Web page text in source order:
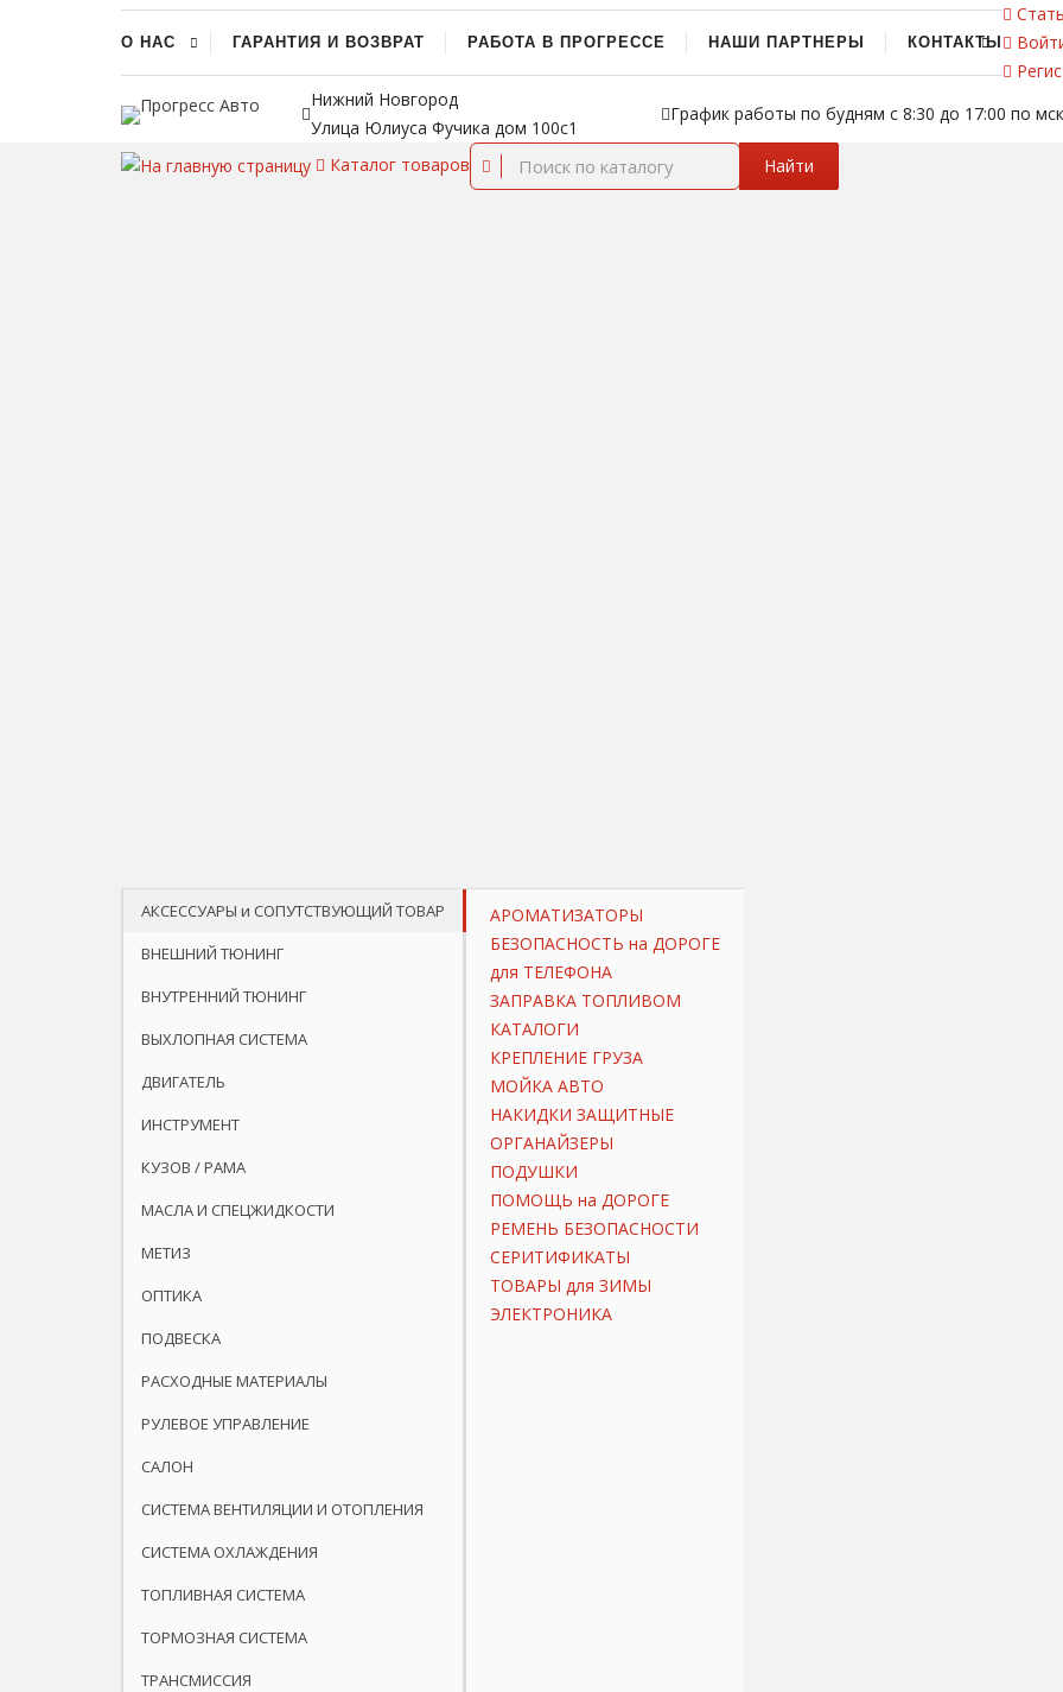
О НАС ГАРАНТИЯ И ВОЗВРАТ РАБОТА В ПРОГРЕССЕ НАШИ ПАРТНЕРЫ КОНТАКТЫ
Нижний Новгород
Улица Юлиуса Фучика дом 100с1
График работы по будням с 8:30 до 17:00 по мск
Каталог товаров Найти
АКСЕССУАРЫ и СОПУТСТВУЮЩИЙ ТОВАР
ВНЕШНИЙ ТЮНИНГ
ВНУТРЕННИЙ ТЮНИНГ
ВЫХЛОПНАЯ СИСТЕМА
ДВИГАТЕЛЬ
ИНСТРУМЕНТ
КУЗОВ / РАМА
МАСЛА И СПЕЦЖИДКОСТИ
МЕТИЗ
ОПТИКА
ПОДВЕСКА
РАСХОДНЫЕ МАТЕРИАЛЫ
РУЛЕВОЕ УПРАВЛЕНИЕ
САЛОН
СИСТЕМА ВЕНТИЛЯЦИИ И ОТОПЛЕНИЯ
СИСТЕМА ОХЛАЖДЕНИЯ
ТОПЛИВНАЯ СИСТЕМА
ТОРМОЗНАЯ СИСТЕМА
ТРАНСМИССИЯ
АРОМАТИЗАТОРЫ
БЕЗОПАСНОСТЬ на ДОРОГЕ
для ТЕЛЕФОНА
ЗАПРАВКА ТОПЛИВОМ
КАТАЛОГИ
КРЕПЛЕНИЕ ГРУЗА
МОЙКА АВТО
НАКИДКИ ЗАЩИТНЫЕ
ОРГАНАЙЗЕРЫ
ПОДУШКИ
ПОМОЩЬ на ДОРОГЕ
РЕМЕНЬ БЕЗОПАСНОСТИ
СЕРИТИФИКАТЫ
ТОВАРЫ для ЗИМЫ
ЭЛЕКТРОНИКА